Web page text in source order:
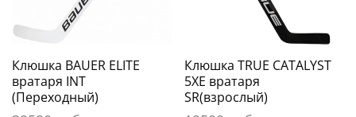
Клюшка BAUER ELITE
вратаря INT
(Переходный)
Клюшка TRUE CATALYST
5XE вратаря
SR(взрослый)